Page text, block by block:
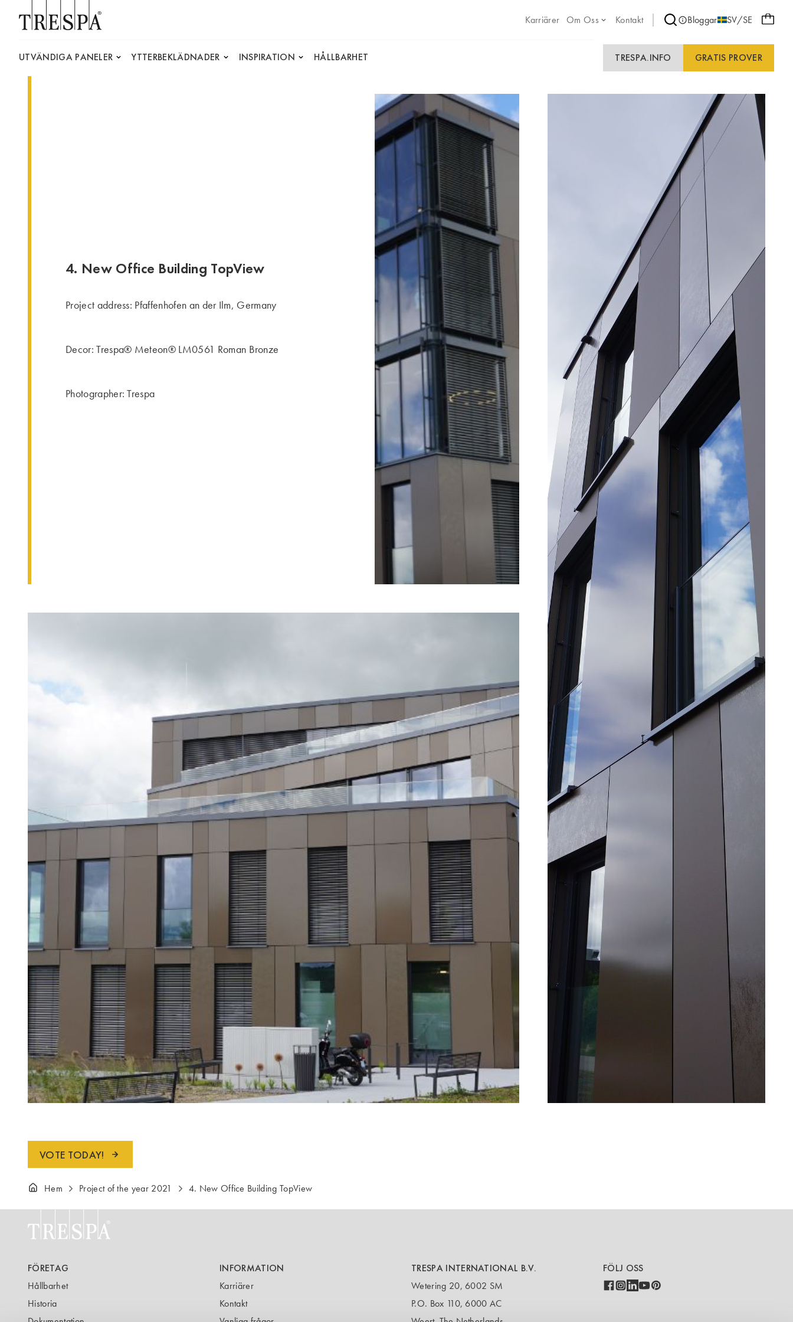
Karriärer
Om Oss Kontakt Bloggar SV/SE
UTVÄNDIGA PANELER YTTERBEKLÄDNADER INSPIRATION HÅLLBARHET TRESPA.INFO GRATIS PROVER
4. New Office Building TopView
Project address: Pfaffenhofen an der Ilm, Germany
Decor: Trespa® Meteon® LM0561 Roman Bronze
Photographer: Trespa
VOTE TODAY!
Hem Project of the year 2021 4. New Office Building TopView
FÖLJ OSS
FÖRETAG
Hållbarhet
Historia
INFORMATION
Karriärer
Kontakt
TRESPA INTERNATIONAL B.V.
Wetering 20, 6002 SM
P.O. Box 110, 6000 AC